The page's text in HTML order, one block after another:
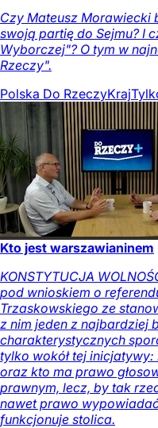
Czy Mateusz Morawiecki
swoją partię do Sejmu? I
Wyborczej"? O tym w
Rzeczy".
Polska Do RzeczyKraj
Kto jest warszawianinem
KONSTYTUCJA
pod wnioskiem o
Trzaskowskiego ze
z nim jeden z najbardziej
charakterystycznych
tylko wokół tej
oraz kto ma prawo
prawnym, lecz, by tak
nawet prawo
funkcjonuje stolica.